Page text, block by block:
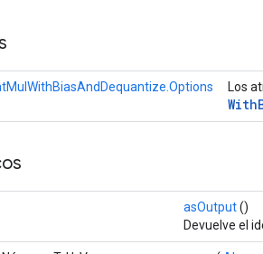
Los
With
asOutput()
Devuelve el